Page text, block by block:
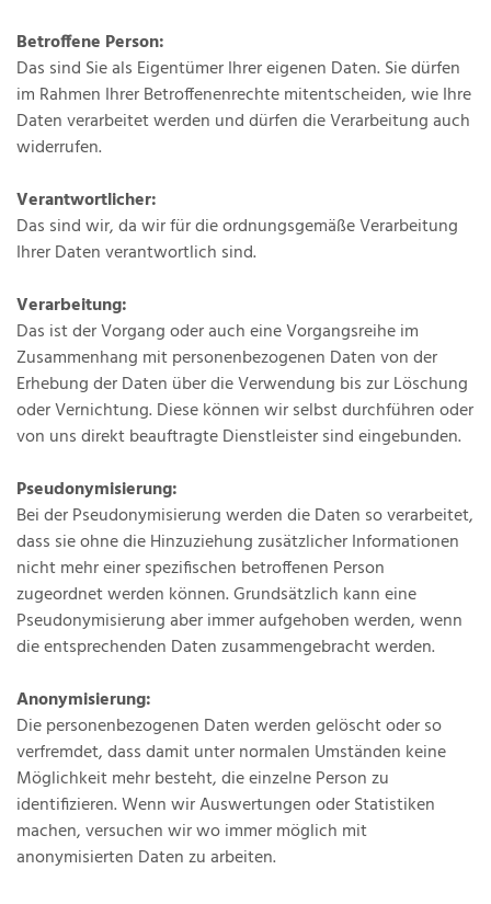
Betroffene Person:
Das sind Sie als Eigentümer Ihrer eigenen Daten. Sie dürfen
im Rahmen Ihrer Betroffenenrechte mitentscheiden, wie Ihre
Daten verarbeitet werden und dürfen die Verarbeitung auch
widerrufen.
Verantwortlicher:
Das sind wir, da wir für die ordnungsgemäße Verarbeitung
Ihrer Daten verantwortlich sind.
Verarbeitung:
Das ist der Vorgang oder auch eine Vorgangsreihe im
Zusammenhang mit personenbezogenen Daten von der
Erhebung der Daten über die Verwendung bis zur Löschung
oder Vernichtung. Diese können wir selbst durchführen oder
von uns direkt beauftragte Dienstleister sind eingebunden.
Pseudonymisierung:
Bei der Pseudonymisierung werden die Daten so verarbeitet,
dass sie ohne die Hinzuziehung zusätzlicher Informationen
nicht mehr einer spezifischen betroffenen Person
zugeordnet werden können. Grundsätzlich kann eine
Pseudonymisierung aber immer aufgehoben werden, wenn
die entsprechenden Daten zusammengebracht werden.
Anonymisierung:
Die personenbezogenen Daten werden gelöscht oder so
verfremdet, dass damit unter normalen Umständen keine
Möglichkeit mehr besteht, die einzelne Person zu
identifizieren. Wenn wir Auswertungen oder Statistiken
machen, versuchen wir wo immer möglich mit
anonymisierten Daten zu arbeiten.